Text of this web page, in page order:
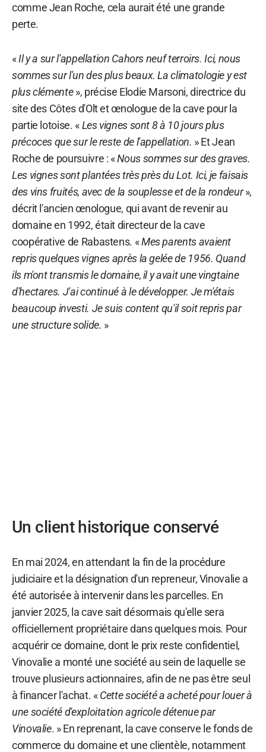
comme Jean Roche, cela aurait été une grande
perte.
«Il y a sur l'appellation Cahors neuf terroirs. Ici, nous
sommes sur l'un des plus beaux. La climatologie y est
plus clémente», précise Elodie Marsoni, directrice du
site des Côtes d'Olt et œnologue de la cave pour la
partie lotoise. «Les vignes sont 8 à 10 jours plus
précoces que sur le reste de l'appellation. » Et Jean
Roche de poursuivre : «Nous sommes sur des graves.
Les vignes sont plantées très près du Lot. Ici, je faisais
des vins fruités, avec de la souplesse et de la rondeur»,
décrit l'ancien œnologue, qui avant de revenir au
domaine en 1992, était directeur de la cave
coopérative de Rabastens. «Mes parents avaient
repris quelques vignes après la gelée de 1956. Quand
ils m'ont transmis le domaine, il y avait une vingtaine
d'hectares. J'ai continué à le développer. Je m'étais
beaucoup investi. Je suis content qu'il soit repris par
une structure solide. »
Un client historique conservé
En mai 2024, en attendant la fin de la procédure
judiciaire et la désignation d'un repreneur, Vinovalie a
été autorisée à intervenir dans les parcelles. En
janvier 2025, la cave sait désormais qu'elle sera
officiellement propriétaire dans quelques mois. Pour
acquérir ce domaine, dont le prix reste confidentiel,
Vinovalie a monté une société au sein de laquelle se
trouve plusieurs actionnaires, afin de ne pas être seul
à financer l'achat. «Cette société a acheté pour louer à
une société d'exploitation agricole détenue par
Vinovalie. » En reprenant, la cave conserve le fonds de
commerce du domaine et une clientèle, notamment